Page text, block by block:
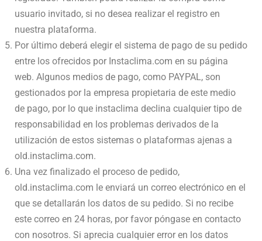
usuario invitado, si no desea realizar el registro en
nuestra plataforma.
Por último deberá elegir el sistema de pago de su pedido
entre los ofrecidos por Instaclima.com en su página
web. Algunos medios de pago, como PAYPAL, son
gestionados por la empresa propietaria de este medio
de pago, por lo que instaclima declina cualquier tipo de
responsabilidad en los problemas derivados de la
utilización de estos sistemas o plataformas ajenas a
old.instaclima.com.
Una vez finalizado el proceso de pedido,
old.instaclima.com le enviará un correo electrónico en el
que se detallarán los datos de su pedido. Si no recibe
este correo en 24 horas, por favor póngase en contacto
con nosotros. Si aprecia cualquier error en los datos